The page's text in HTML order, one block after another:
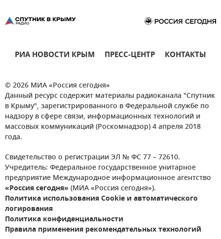
РИА НОВОСТИ КРЫМ ПРЕСС-ЦЕНТР КОНТАКТЫ
© 2026 МИА «Россия сегодня»
Данный ресурс содержит материалы радиоканала "Спутник
в Крыму", зарегистрированного в Федеральной службе по
надзору в сфере связи, информационных технологий и
массовых коммуникаций (Роскомнадзор) 4 апреля 2018
года.
Свидетельство о регистрации ЭЛ № ФС 77 – 72610.
Учредитель: Федеральное государственное унитарное
предприятие Международное информационное агентство
«Россия сегодня» (МИА «Россия сегодня»).
Политика использования Cookie и автоматического
логирования
Политика конфиденциальности
Правила применения рекомендательных технологий